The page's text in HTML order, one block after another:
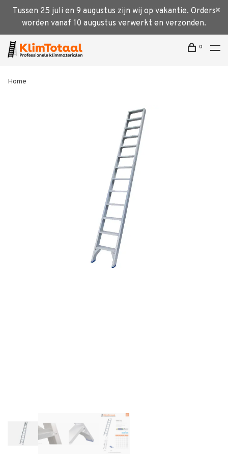
Tussen 25 juli en 9 augustus zijn wij op vakantie. Orders
worden vanaf 10 augustus verwerkt en verzonden.
0
Home